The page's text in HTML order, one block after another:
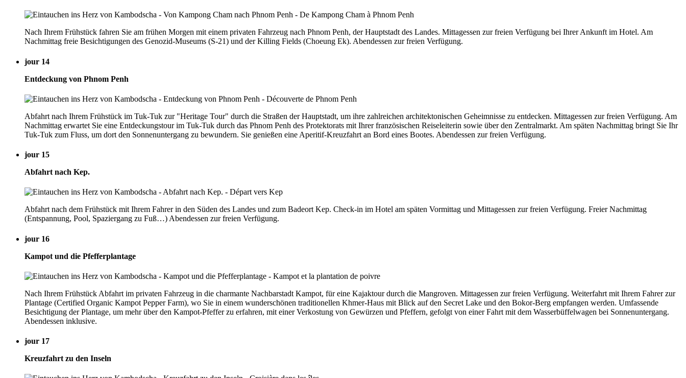
Nach Ihrem Frühstück fahren Sie am frühen Morgen mit einem privaten Fahrzeug nach Phnom Penh, der Hauptstadt des Landes. Mittagessen zur freien Verfügung bei Ihrer Ankunft im Hotel. Am
Nachmittag freie Besichtigungen des Genozid-Museums (S-21) und der Killing Fields (Choeung Ek). Abendessen zur freien Verfügung.
jour 14
Entdeckung von Phnom Penh
Abfahrt nach Ihrem Frühstück im Tuk-Tuk zur "Heritage Tour" durch die Straßen der Hauptstadt, um ihre zahlreichen architektonischen Geheimnisse zu entdecken. Mittagessen zur freien Verfügung. Am
Nachmittag erwartet Sie eine Entdeckungstour im Tuk-Tuk durch das Phnom Penh des Protektorats mit Ihrer französischen Reiseleiterin sowie über den Zentralmarkt. Am späten Nachmittag bringt Sie Ihr
Tuk-Tuk zum Fluss, um dort den Sonnenuntergang zu bewundern. Sie genießen eine Aperitif-Kreuzfahrt an Bord eines Bootes. Abendessen zur freien Verfügung.
jour 15
Abfahrt nach Kep.
Abfahrt nach dem Frühstück mit Ihrem Fahrer in den Süden des Landes und zum Badeort Kep. Check-in im Hotel am späten Vormittag und Mittagessen zur freien Verfügung. Freier Nachmittag
(Entspannung, Pool, Spaziergang zu Fuß…) Abendessen zur freien Verfügung.
jour 16
Kampot und die Pfefferplantage
Nach Ihrem Frühstück Abfahrt im privaten Fahrzeug in die charmante Nachbarstadt Kampot, für eine Kajaktour durch die Mangroven. Mittagessen zur freien Verfügung. Weiterfahrt mit Ihrem Fahrer zur
Plantage (Certified Organic Kampot Pepper Farm), wo Sie in einem wunderschönen traditionellen Khmer-Haus mit Blick auf den Secret Lake und den Bokor-Berg empfangen werden. Umfassende
Besichtigung der Plantage, um mehr über den Kampot-Pfeffer zu erfahren, mit einer Verkostung von Gewürzen und Pfeffern, gefolgt von einer Fahrt mit dem Wasserbüffelwagen bei Sonnenuntergang.
Abendessen inklusive.
jour 17
Kreuzfahrt zu den Inseln